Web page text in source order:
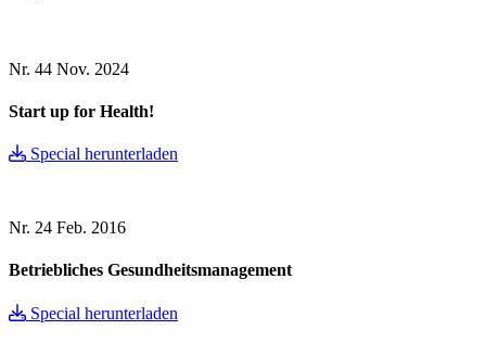
Nr. 44 Nov. 2024
Start up for Health!
Special herunterladen
Nr. 24 Feb. 2016
Betriebliches Gesundheitsmanagement
Special herunterladen